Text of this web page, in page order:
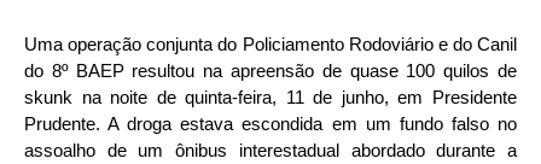
Uma operação conjunta do Policiamento Rodoviário e do Canil
do 8º BAEP resultou na apreensão de quase 100 quilos de
skunk na noite de quinta-feira, 11 de junho, em Presidente
Prudente. A droga estava escondida em um fundo falso no
assoalho de um ônibus interestadual abordado durante a